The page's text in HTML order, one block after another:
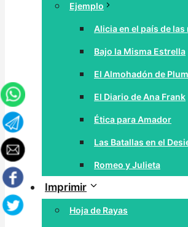
Ejemplo
Alicia en el país de
Bajo la Misma Estrella
El Almohadón de
El Diario de Ana Frank
Ética para Amador
Las Batallas en el
Romeo y Julieta
Imprimir
Hoja de Rayas